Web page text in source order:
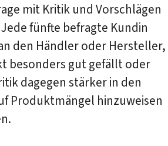
mit Kritik und Vorschlägen
fünfte befragte Kundin
den Händler oder Hersteller,
besonders gut gefällt oder
dagegen stärker in den
Produktmängel hinzuweisen